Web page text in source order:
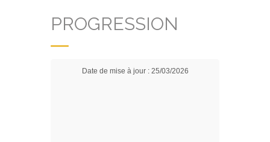
PROGRESSION
Date de mise à jour : 25/03/2026